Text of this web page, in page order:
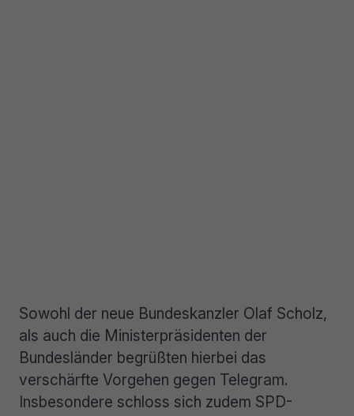
Sowohl der neue Bundeskanzler Olaf Scholz,
als auch die Ministerpräsidenten der
Bundesländer begrüßten hierbei das
verschärfte Vorgehen gegen Telegram.
Insbesondere schloss sich zudem SPD-